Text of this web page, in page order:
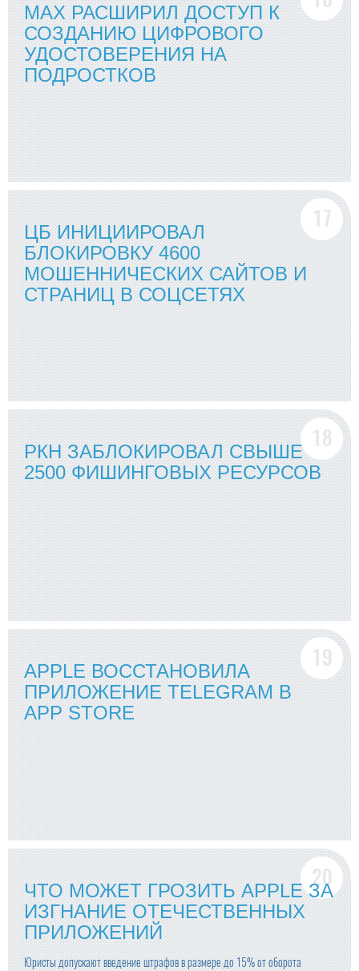
MАХ РАСШИРИЛ ДОСТУП К
СОЗДАНИЮ ЦИФРОВОГО
УДОСТОВЕРЕНИЯ НА
ПОДРОСТКОВ
ЦБ ИНИЦИИРОВАЛ
БЛОКИРОВКУ 4600
МОШЕННИЧЕСКИХ САЙТОВ И
СТРАНИЦ В СОЦСЕТЯХ
РКН ЗАБЛОКИРОВАЛ СВЫШЕ
2500 ФИШИНГОВЫХ РЕСУРСОВ
APPLE ВОССТАНОВИЛА
ПРИЛОЖЕНИЕ TELEGRAM В
APP STORE
ЧТО МОЖЕТ ГРОЗИТЬ APPLE ЗА
ИЗГНАНИЕ ОТЕЧЕСТВЕННЫХ
ПРИЛОЖЕНИЙ
Юристы допускают введение штрафов в размере до 15% от оборота